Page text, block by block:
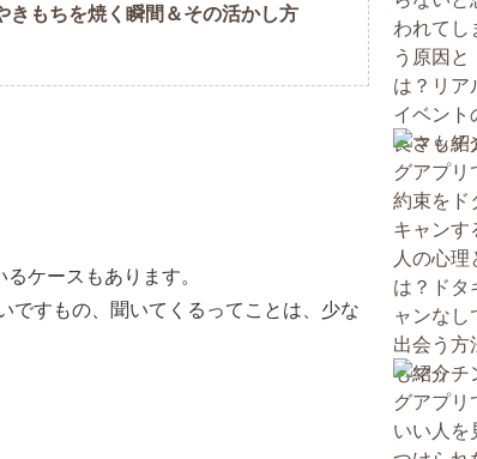
きもちを焼く瞬間＆その活かし方
ケースもあります。
ですもの、聞いてくるってことは、少な